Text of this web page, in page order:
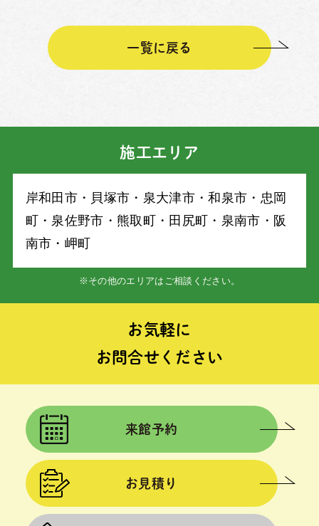
一覧に戻る
施工エリア
岸和⽥市・⾙塚市・泉⼤津市・和泉市・忠岡
町・泉佐野市・熊取町・⽥尻町・泉南市・阪
南市・岬町
※その他のエリアはご相談ください。
お気軽に
お問合せください
来館予約
お見積り